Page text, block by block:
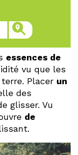
essences de
vu que les
Placer un
des
glisser. Vu
de